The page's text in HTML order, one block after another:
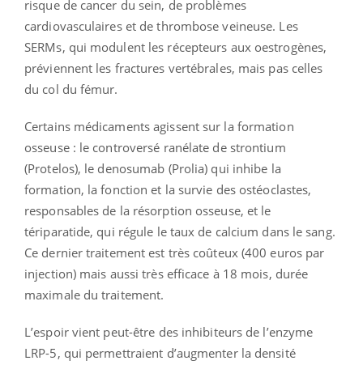
risque de cancer du sein, de problèmes
cardiovasculaires et de thrombose veineuse. Les
SERMs, qui modulent les récepteurs aux oestrogènes,
préviennent les fractures vertébrales, mais pas celles
du col du fémur.
Certains médicaments agissent sur la formation
osseuse : le controversé ranélate de strontium
(Protelos), le denosumab (Prolia) qui inhibe la
formation, la fonction et la survie des ostéoclastes,
responsables de la résorption osseuse, et le
tériparatide, qui régule le taux de calcium dans le sang.
Ce dernier traitement est très coûteux (400 euros par
injection) mais aussi très efficace à 18 mois, durée
maximale du traitement.
L’espoir vient peut-être des inhibiteurs de l’enzyme
LRP-5, qui permettraient d’augmenter la densité